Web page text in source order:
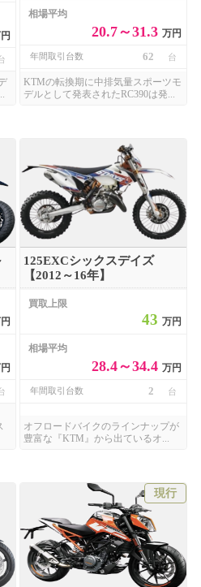
相場平均
20.7～31.3万円
年間取引台数 62 台
KTMの転換期に中排気量スポーツモ
デルとして発表されたRC390は発...
125EXCシックスデイズ
【2012～16年】
買取上限
43万円
相場平均
28.4～34.4万円
年間取引台数 2 台
オフロードバイクのラインナップが
豊富な『KTM』から出ているオ...
現行